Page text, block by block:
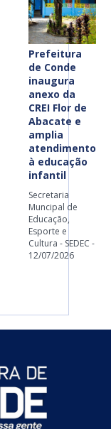
Prefeitura
de Conde
inaugura
anexo da
CREI Flor de
Abacate e
amplia
atendimento
à educação
infantil
Secretaria
Muncipal de
Educação,
Esporte e
Cultura - SEDEC -
12/07/2026